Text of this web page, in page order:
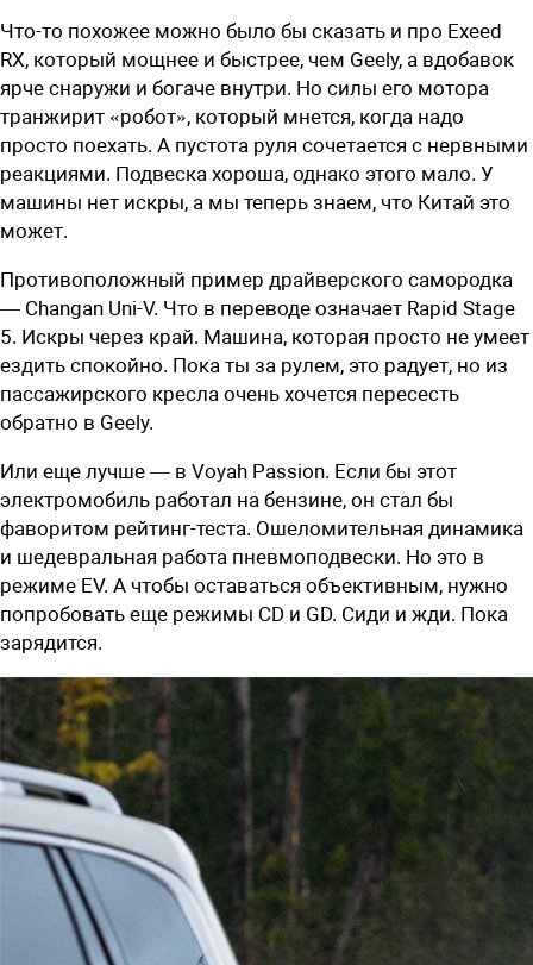
Что-то похожее можно было бы сказать и про Exeed
RX, который мощнее и быстрее, чем Geely, а вдобавок
ярче снаружи и богаче внутри. Но силы его мотора
транжирит «робот», который мнется, когда надо
просто поехать. А пус­тота руля сочетается с нервными
реакциями. Подвеска хороша, однако этого мало. У
машины нет искры, а мы теперь знаем, что Китай это
может.
Противоположный пример драйверского самородка
— Changan Uni-V. Что в переводе означает Rapid Stage
5. Искры через край. Машина, которая просто не умеет
ездить спокойно. Пока ты за рулем, это радует, но из
пассажирского кресла очень хочется пересесть
обратно в Geely.
Или еще лучше — в Voyah Passion. Если бы этот
электромобиль работал на бензине, он стал бы
фаворитом рейтинг-теста. Ошеломительная динамика
и шедевральная работа пневмоподвески. Но это в
режиме EV. А чтобы оставаться объективным, нужно
попробовать еще режимы CD и GD. Сиди и жди. Пока
зарядится.